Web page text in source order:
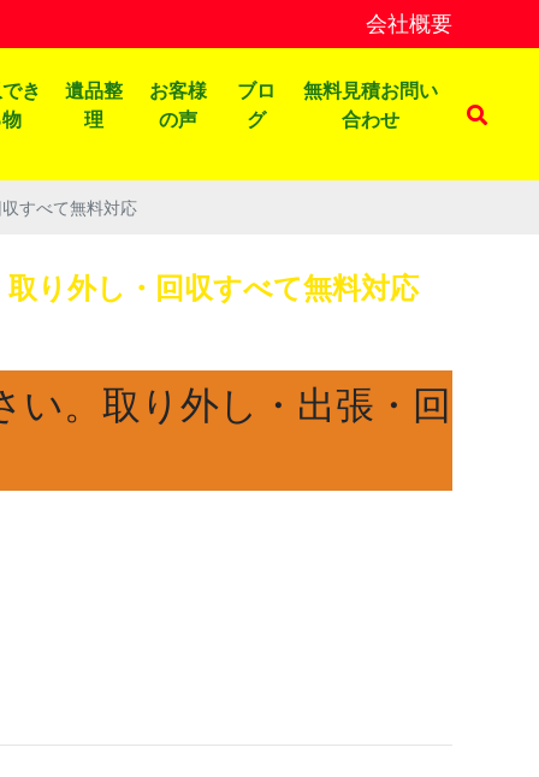
会社概要
き
遺品整
理
お客様
の声
ブロ
グ
無料見積お問い
合わせ
すべて無料対応
り外し・回収すべて無料対応
。取り外し・出張・回